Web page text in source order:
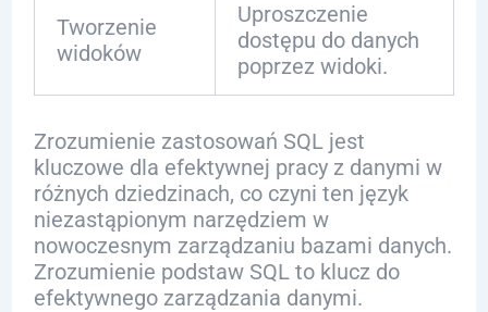
Tworzenie
widoków
Uproszczenie
dostępu do danych
poprzez widoki.
Zrozumienie zastosowań SQL jest
kluczowe dla efektywnej pracy z danymi w
różnych dziedzinach, co czyni ten język
niezastąpionym narzędziem w
nowoczesnym zarządzaniu bazami danych.
Zrozumienie podstaw SQL to klucz do
efektywnego zarządzania danymi.